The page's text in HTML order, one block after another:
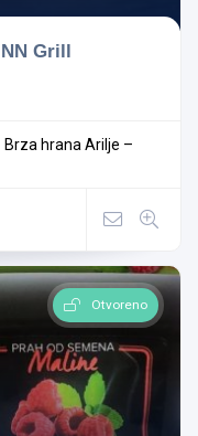
Grill
hrana Arilje –
Otvoreno